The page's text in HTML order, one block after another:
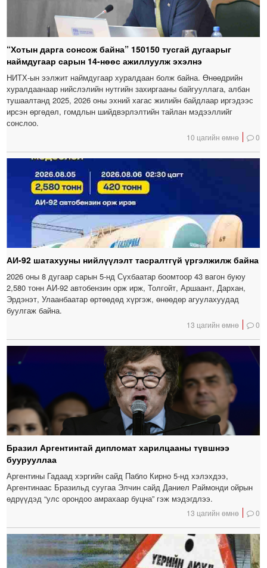
“Хотын дарга сонсож байна” 150150 тусгай дугаарыг
наймдугаар сарын 14-нөөс ажиллуулж эхэлнэ
НИТХ-ын ээлжит наймдугаар хуралдаан болж байна. Өнөөдрийн
хуралдаанаар нийслэлийн нутгийн захиргааны байгууллага, албан
тушаалтанд 2025, 2026 оны эхний хагас жилийн байдлаар иргэдээс
ирсэн өргөдөл, гомдлын шийдвэрлэлтийн тайлан мэдээллийг
сонслоо.
10 цагийн өмнө 0
АИ-92 шатахууны нийлүүлэлт тасралтгүй үргэлжилж байна
2026 оны 8 дугаар сарын 5-нд Сүхбаатар боомтоор 43 вагон буюу
2,580 тонн АИ-92 автобензин орж ирж, Толгойт, Аршаант, Дархан,
Эрдэнэт, Улаанбаатар өртөөдөд хүргэж, өнөөдөр агуулахуудад
буулгаж байна.
13 цагийн өмнө 0
Бразил Аргентинтай дипломат харилцааны түвшнээ
буурууллаа
Аргентины Гадаад хэргийн сайд Пабло Кирно 5-нд хэлэхдээ,
Аргентинаас Бразильд суугаа Элчин сайд Даниел Раймонди ойрын
өдрүүдэд “улс орондоо амрахаар буцна” гэж мэдэгдлээ.
13 цагийн өмнө 0